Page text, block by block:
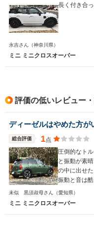
長く付き合
永吉さん （神奈川県）
ミニ ミニクロスオーバー
評価の低いレビュー
ディーゼルはやめた方が
総合評価 1点
圧倒的なト
と振動が素
の中に出せ
振動と音は
デザインと
未似 黒須叔母さん （愛知県）
ミニ ミニクロスオーバー